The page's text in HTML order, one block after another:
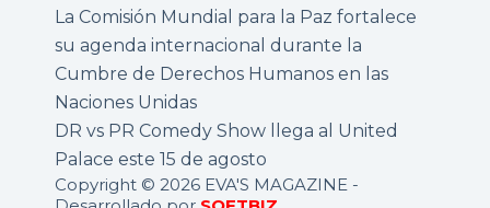
La Comisión Mundial para la Paz fortalece
su agenda internacional durante la
Cumbre de Derechos Humanos en las
Naciones Unidas
DR vs PR Comedy Show llega al United
Palace este 15 de agosto
Copyright © 2026 EVA'S MAGAZINE -